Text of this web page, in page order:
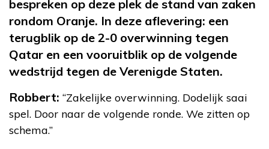
bespreken op deze plek de stand van zaken
rondom Oranje. In deze aflevering: een
terugblik op de 2-0 overwinning tegen
Qatar en een vooruitblik op de volgende
wedstrijd tegen de Verenigde Staten.
Robbert: “Zakelijke overwinning. Dodelijk saai
spel. Door naar de volgende ronde. We zitten op
schema.”